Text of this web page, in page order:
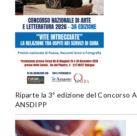
Riparte la 3ª edizione del Concorso
ANSDIPP